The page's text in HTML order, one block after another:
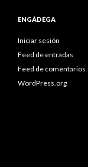
ENGÁDEGA
Iniciar sesión
Feed de entradas
Feed de comentarios
WordPress.org